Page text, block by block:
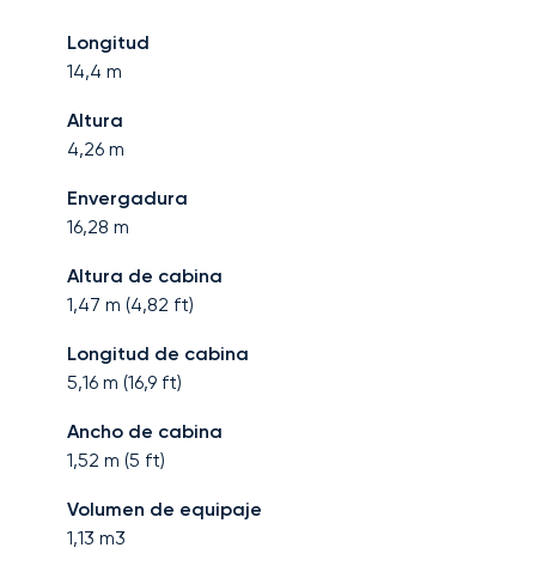
Longitud
14,4 m
Altura
4,26 m
Envergadura
16,28 m
Altura de cabina
1,47 m (4,82 ft)
Longitud de cabina
5,16 m (16,9 ft)
Ancho de cabina
1,52 m (5 ft)
Volumen de equipaje
1,13 m3